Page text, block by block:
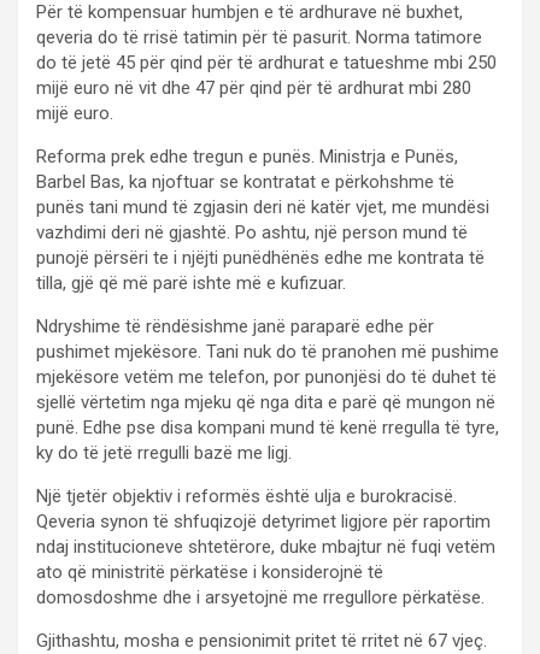
Për të kompensuar humbjen e të ardhurave në buxhet,
qeveria do të rrisë tatimin për të pasurit. Norma tatimore
do të jetë 45 për qind për të ardhurat e tatueshme mbi 250
mijë euro në vit dhe 47 për qind për të ardhurat mbi 280
mijë euro.
Reforma prek edhe tregun e punës. Ministrja e Punës,
Barbel Bas, ka njoftuar se kontratat e përkohshme të
punës tani mund të zgjasin deri në katër vjet, me mundësi
vazhdimi deri në gjashtë. Po ashtu, një person mund të
punojë përsëri te i njëjti punëdhënës edhe me kontrata të
tilla, gjë që më parë ishte më e kufizuar.
Ndryshime të rëndësishme janë paraparë edhe për
pushimet mjekësore. Tani nuk do të pranohen më pushime
mjekësore vetëm me telefon, por punonjësi do të duhet të
sjellë vërtetim nga mjeku që nga dita e parë që mungon në
punë. Edhe pse disa kompani mund të kenë rregulla të tyre,
ky do të jetë rregulli bazë me ligj.
Një tjetër objektiv i reformës është ulja e burokracisë.
Qeveria synon të shfuqizojë detyrimet ligjore për raportim
ndaj institucioneve shtetërore, duke mbajtur në fuqi vetëm
ato që ministritë përkatëse i konsiderojnë të
domosdoshme dhe i arsyetojnë me rregullore përkatëse.
Gjithashtu, mosha e pensionimit pritet të rritet në 67 vjeç.